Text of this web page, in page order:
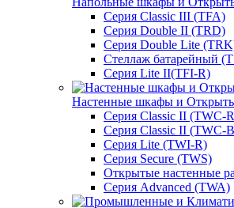
Серия Classic III (TFA)
Серия Double II (TRD)
Серия Double Lite
Стеллаж батарейный
Серия Lite II(TFI-R)
Настенные шкафы и
Серия Classic II (TWC-
Серия Classic II (TWC-
Серия Lite (TWI-R)
Серия Secure (TWS)
Открытые настенные
Серия Advanced (TWA)